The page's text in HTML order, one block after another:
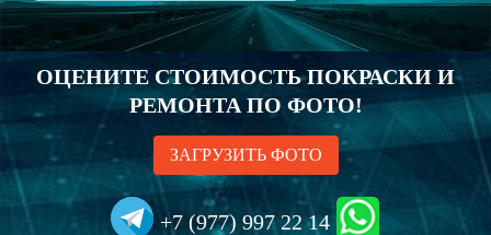
ОЦЕНИТЕ СТОИМОСТЬ ПОКРАСКИ И
РЕМОНТА ПО ФОТО!
ЗАГРУЗИТЬ ФОТО
+7 (977) 997 22 14